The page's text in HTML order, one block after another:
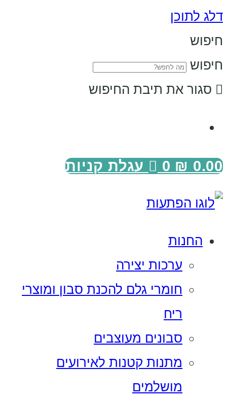
דלג לתוכן
חיפוש
חיפוש
סגור את תיבת החיפוש
₪ 0.00
0 עגלת קניות
החנות
ערכות יצירה
חומרי גלם להכנת סבון ומוצרי
ריח
סבונים מעוצבים
מתנות קטנות לאירועים
מושלמים